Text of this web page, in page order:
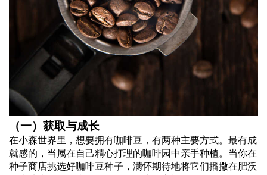
（一）获取与成长
在小森世界里，想要拥有咖啡豆，有两种主要方式。最有成
就感的，当属在自己精心打理的咖啡园中亲手种植。当你在
种子商店挑选好咖啡豆种子，满怀期待地将它们播撒在肥沃